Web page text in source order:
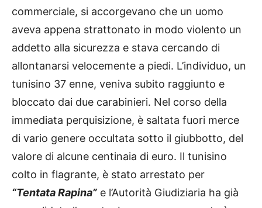
commerciale, si accorgevano che un uomo
aveva appena strattonato in modo violento un
addetto alla sicurezza e stava cercando di
allontanarsi velocemente a piedi. L’individuo, un
tunisino 37 enne, veniva subito raggiunto e
bloccato dai due carabinieri. Nel corso della
immediata perquisizione, è saltata fuori merce
di vario genere occultata sotto il giubbotto, del
valore di alcune centinaia di euro. Il tunisino
colto in flagrante, è stato arrestato per
“Tentata Rapina” e l’Autorità Giudiziaria ha già